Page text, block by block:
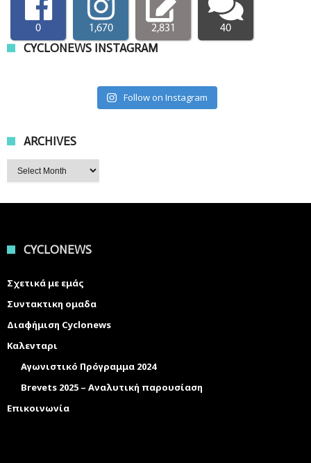
0 1,670 2,831 40
CYCLONEWS INSTAGRAM
Follow on Instagram
ARCHIVES
Archives
CYCLONEWS
Σχετικά με εμάς
Συντακτικη ομαδα
Διαφήμιση Cyclonews
Καλενταρι
Αγωνιστικό Πρόγραμμα 2024
Brevets 2025 – Αναλυτική παρουσίαση
Επικοινωνία